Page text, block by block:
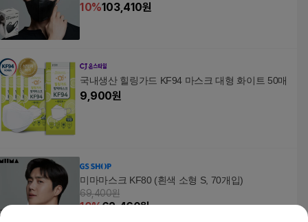
10%103,410원
국내생산 힐링가드 KF94 마스크 대형 화이트 50매
9,900원
미마마스크 KF80 (흰색 소형 S, 70개입)
69,400원
10%62,460원